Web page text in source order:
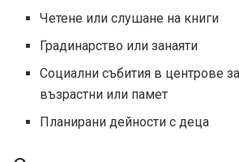
Четене или слушане на книги
Градинарство или занаяти
Социални събития в центрове
възрастни или памет
Планирани дейности с деца